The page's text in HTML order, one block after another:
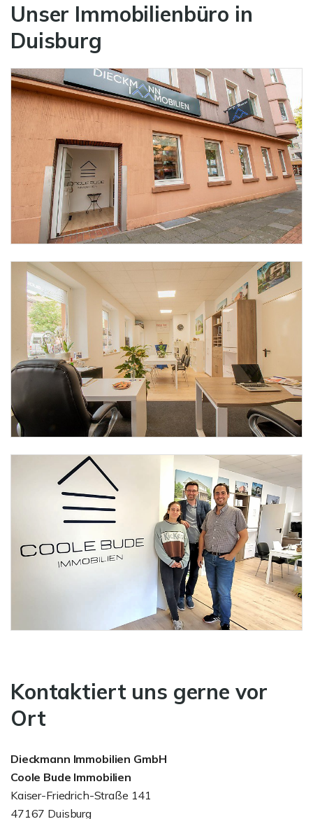
Unser Immobilienbüro in
Duisburg
Kontaktiert uns gerne vor
Ort
Dieckmann Immobilien GmbH
Coole Bude Immobilien
Kaiser-Friedrich-Straße 141
47167 Duisburg